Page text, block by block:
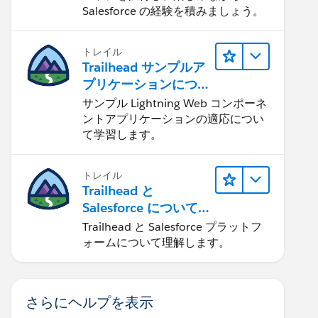
Salesforce の経験を積みましょう。
トレイル
Trailhead サンプルア
プリケーションにつ
いて知る
サンプル Lightning Web コンポーネ
ントアプリケーションの適応につい
て学習します。
トレイル
Trailhead と
Salesforce について
学ぶ
Trailhead と Salesforce プラットフ
ォームについて理解します。
さらにヘルプを表示